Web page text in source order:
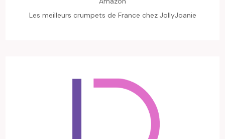
Les meilleurs crumpets de France chez JollyJoanie